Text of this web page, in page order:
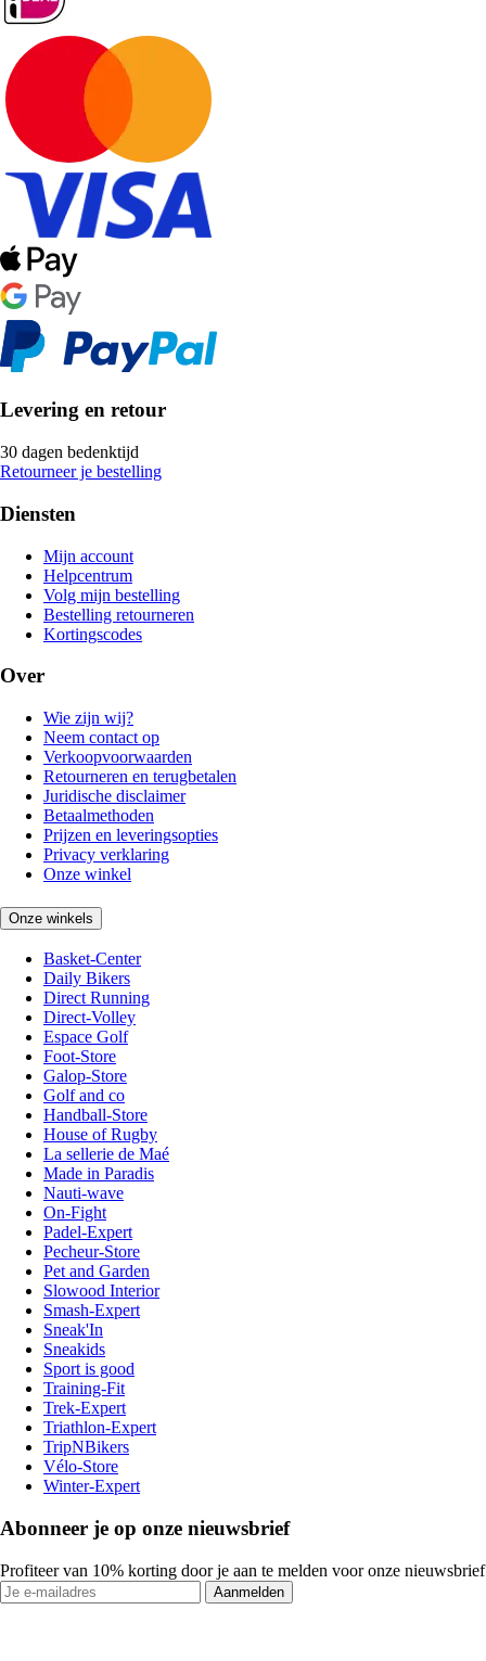
Levering en retour
30 dagen bedenktijd
Retourneer je bestelling
Diensten
Mijn account
Helpcentrum
Volg mijn bestelling
Bestelling retourneren
Kortingscodes
Over
Wie zijn wij?
Neem contact op
Verkoopvoorwaarden
Retourneren en terugbetalen
Juridische disclaimer
Betaalmethoden
Prijzen en leveringsopties
Privacy verklaring
Onze winkel
Onze winkels
Basket-Center
Daily Bikers
Direct Running
Direct-Volley
Espace Golf
Foot-Store
Galop-Store
Golf and co
Handball-Store
House of Rugby
La sellerie de Maé
Made in Paradis
Nauti-wave
On-Fight
Padel-Expert
Pecheur-Store
Pet and Garden
Slowood Interior
Smash-Expert
Sneak'In
Sneakids
Sport is good
Training-Fit
Trek-Expert
Triathlon-Expert
TripNBikers
Vélo-Store
Winter-Expert
Abonneer je op onze nieuwsbrief
Profiteer van 10% korting door je aan te melden voor onze nieuwsbrief
Aanmelden